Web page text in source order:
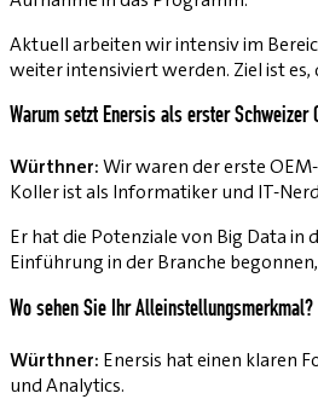
Aktuell arbeiten wir intensiv im
weiter intensiviert werden. Ziel ist
Warum setzt Enersis als erster Schweizer
Würthner:Wir waren der erste
Koller ist als Informatiker und IT-
Er hat die Potenziale von Big Data
Einführung in der Branche
Wo sehen Sie Ihr Alleinstellungsmerkmal?
Würthner: Enersis hat einen klaren
und Analytics.